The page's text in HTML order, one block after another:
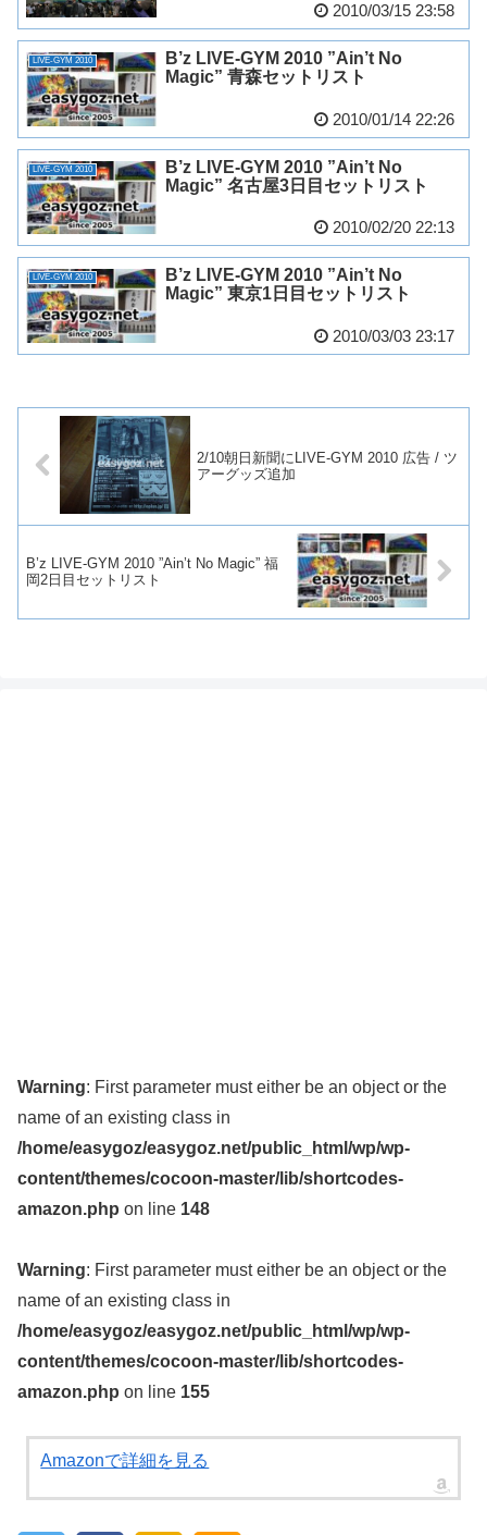
2010/03/15 23:58
LIVE-GYM 2010
B’z LIVE-GYM 2010 ”Ain’t No
Magic” 青森セットリスト
2010/01/14 22:26
LIVE-GYM 2010
B’z LIVE-GYM 2010 ”Ain’t No
Magic” 名古屋3日目セットリスト
2010/02/20 22:13
LIVE-GYM 2010
B’z LIVE-GYM 2010 ”Ain’t No
Magic” 東京1日目セットリスト
2010/03/03 23:17
2/10朝日新聞にLIVE-GYM 2010 広告 / ツ
アーグッズ追加
B’z LIVE-GYM 2010 ”Ain’t No Magic” 福
岡2日目セットリスト
Warning: First parameter must either be an object or the
name of an existing class in
/home/easygoz/easygoz.net/public_html/wp/wp-
content/themes/cocoon-master/lib/shortcodes-
amazon.php on line 148
Warning: First parameter must either be an object or the
name of an existing class in
/home/easygoz/easygoz.net/public_html/wp/wp-
content/themes/cocoon-master/lib/shortcodes-
amazon.php on line 155
Amazonで詳細を見る